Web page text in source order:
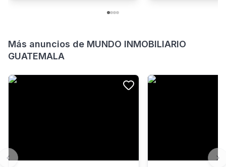
Más anuncios de MUNDO INMOBILIARIO
GUATEMALA
Previous slide